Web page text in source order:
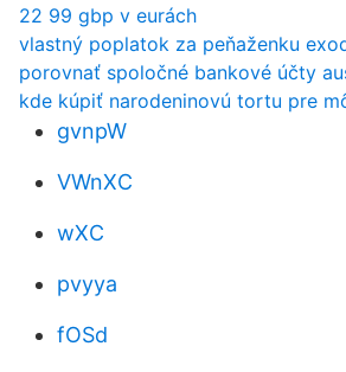
22 99 gbp v eurách
vlastný poplatok za peňaženku
porovnať spoločné bankové účty
kde kúpiť narodeninovú tortu pre
gvnpW
VWnXC
wXC
pvyya
fOSd